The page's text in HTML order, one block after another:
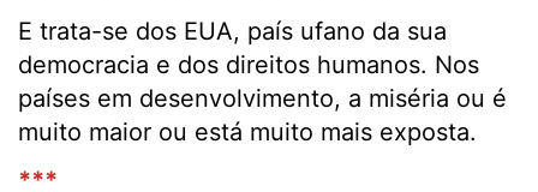
E trata-se dos EUA, país ufano da sua
democracia e dos direitos humanos. Nos
países em desenvolvimento, a miséria ou é
muito maior ou está muito mais exposta.
***